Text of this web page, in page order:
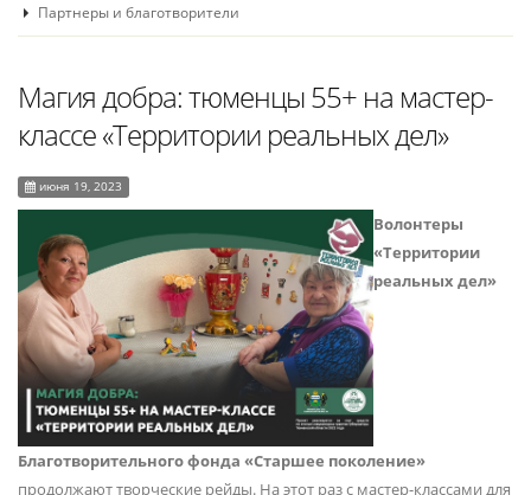
Партнеры и благотворители
Магия добра: тюменцы 55+ на мастер-
классе «Территории реальных дел»
июня 19, 2023
Волонтеры
«Территории
реальных дел»
Благотворительного фонда «Старшее поколение»
продолжают творческие рейды. На этот раз с мастер-классами для